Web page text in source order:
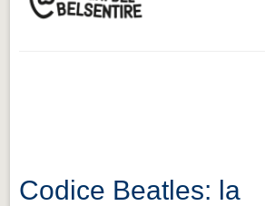
Codice Beatles: la